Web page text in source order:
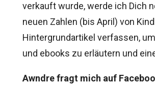
verkauft wurde, werde ich Dich
neuen Zahlen (bis April) von
Hintergrundartikel verfassen,
und ebooks zu erläutern und
Awndre fragt mich auf